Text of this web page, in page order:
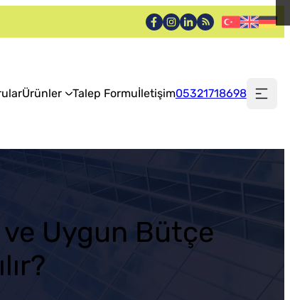
Ürünler Talep Formuİletişim05321718698
ve Uygun Bütçe